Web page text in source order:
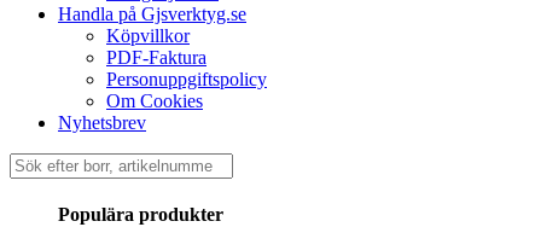
Handla på Gjsverktyg.se
Köpvillkor
PDF-Faktura
Personuppgiftspolicy
Om Cookies
Nyhetsbrev
Sök
efter:
Populära produkter